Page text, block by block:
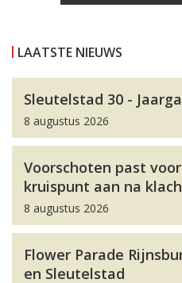
LAATSTE NIEUWS
Sleutelstad 30 -
8 augustus 2026
Voorschoten past
kruispunt aan na
8 augustus 2026
Flower Parade
en Sleutelstad